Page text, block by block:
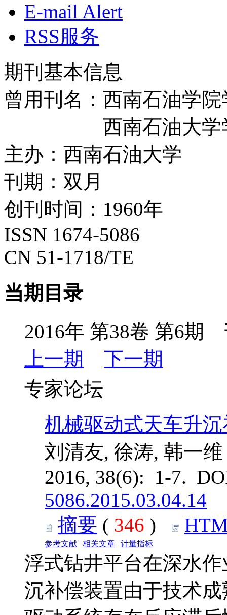
E-mail Alert
RSS服务
期刊基本信息
曾用刊名：西南石油学院
西南石油大学
主办：西南石油大学
刊期：双月
创刊时间：1960年
ISSN 1674-5086
CN 51-1718/TE
当期目录
2016年 第38卷 第6期
上一期
下一期
专家论坛
机械驱动式天车升
刘清友, 徐涛, 韩一维
2016, 38(6): 1-7.
5086.2015.03.04.14
摘要 ( 346 )
参考文献 | 相关文章 | 计量指标
浮式钻井平台在深水
沉补偿装置由于技术